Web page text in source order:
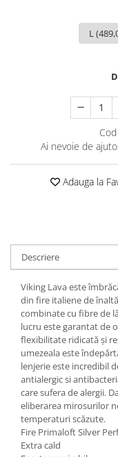
Ai nevoie de
Adauga la
Descriere
Viking Lava este
din fire italiene de
combinate cu fibre de
lucru este garantat de
flexibilitate ridicată și
umezeala este
lenjerie este incredibil
antialergic si
care sufera de alergii.
eliberarea mirosurilor
temperaturi scăzute.
Fire Primaloft Silver
Extra cald